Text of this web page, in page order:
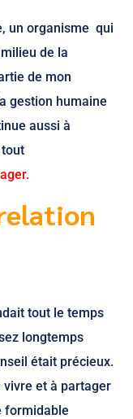
un organisme qui
de la
de mon
gestion humaine
aussi à
tout le temps
longtemps
était précieux.
vivre et à partager
formidable